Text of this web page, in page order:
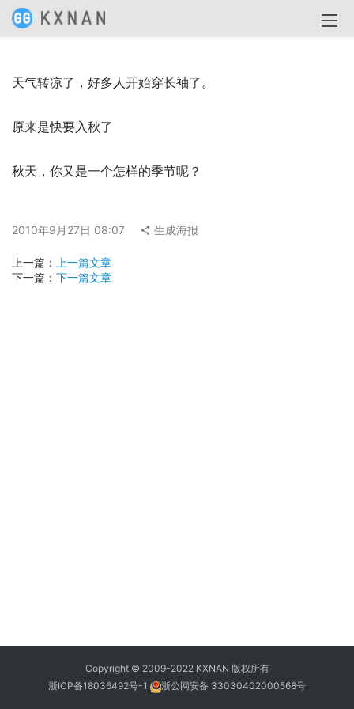
天气转凉了，好多人开始穿长袖了。
原来是快要入秋了
秋天，你又是一个怎样的季节呢？
2010年9月27日 08:07 生成海报
上一篇：
上一篇文章
下一篇： 下一篇文章
Copyright © 2009-2022 KXNAN 版权所有
浙ICP备18036492号-1
浙公网安备 33030402000568号